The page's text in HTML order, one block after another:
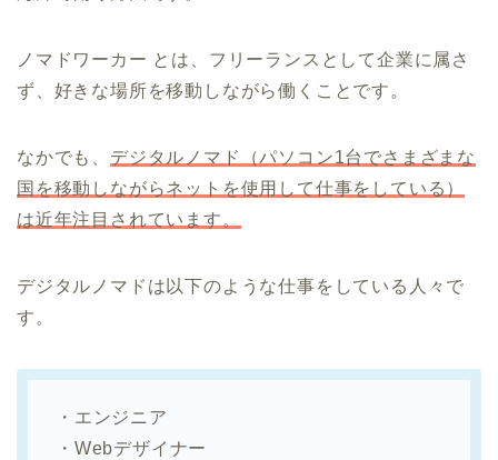
ノマドワーカー とは、フリーランスとして企業に属さ
ず、好きな場所を移動しながら働くことです。
なかでも、 デジタルノマド（パソコン1台でさまざまな
国を移動しながらネットを使用して仕事をしている）
は近年注目されています。
デジタルノマドは以下のような仕事をしている人々で
す。
・エンジニア
・Webデザイナー